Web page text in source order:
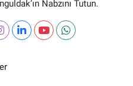
Nabzını Tutun.